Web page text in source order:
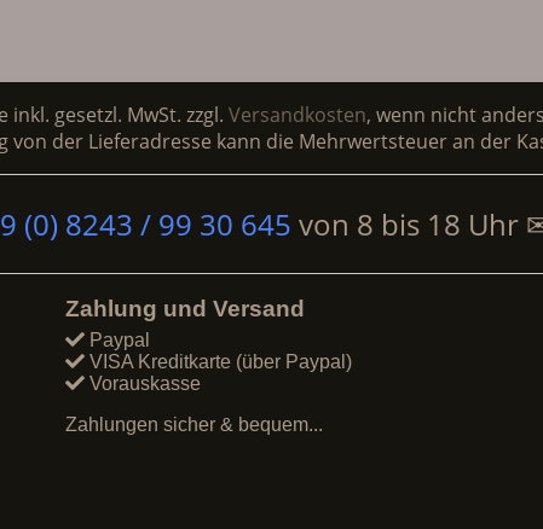
inkl. gesetzl. MwSt. zzgl. Versandkosten, wenn nicht
von der Lieferadresse kann die Mehrwertsteuer an der
(0) 8243 / 99 30 645 von 8 bis 18 Uhr
Zahlung und Versand
Paypal
VISA Kreditkarte (über Paypal)
Vorauskasse
Zahlungen sicher & bequem...